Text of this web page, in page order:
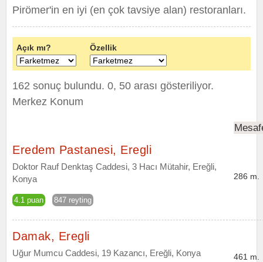
Pirömer'in en iyi (en çok tavsiye alan) restoranları.
Açık mı? Özellik
162 sonuç bulundu. 0, 50 arası gösteriliyor.
Merkez Konum
Eredem Pastanesi, Eregli
Doktor Rauf Denktaş Caddesi, 3 Hacı Mütahir, Ereğli,
Konya
4.1 puan 847 reyting
286 m.
Damak, Eregli
Uğur Mumcu Caddesi, 19 Kazancı, Ereğli, Konya 461 m.